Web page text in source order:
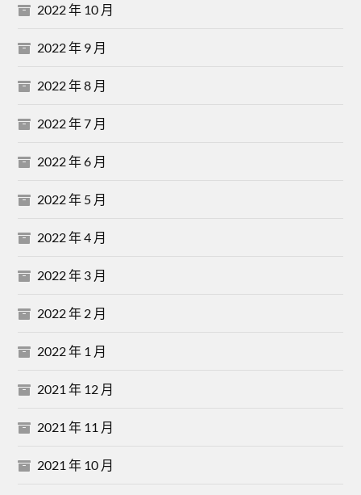
2022 年 10 月
2022 年 9 月
2022 年 8 月
2022 年 7 月
2022 年 6 月
2022 年 5 月
2022 年 4 月
2022 年 3 月
2022 年 2 月
2022 年 1 月
2021 年 12 月
2021 年 11 月
2021 年 10 月